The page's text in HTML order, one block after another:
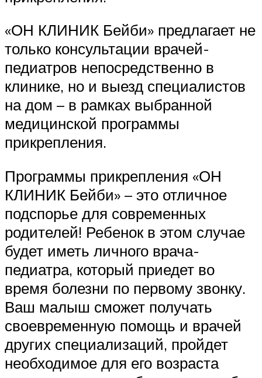
«ОН КЛИНИК Бейби» предлагает не
только консультации врачей-
педиатров непосредственно в
клинике, но и выезд специалистов
на дом – в рамках выбранной
медицинской программы
прикрепления.
Программы прикрепления «ОН
КЛИНИК Бейби» – это отличное
подспорье для современных
родителей! Ребенок в этом случае
будет иметь личного врача-
педиатра, который приедет во
время болезни по первому звонку.
Ваш малыш сможет получать
своевременную помощь и врачей
других специализаций, пройдет
необходимое для его возраста